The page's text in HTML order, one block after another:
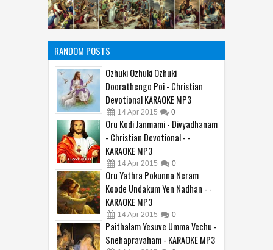
RANDOM POSTS
Ozhuki Ozhuki Ozhuki
Doorathengo Poi - Christian
Devotional KARAOKE MP3
14Apr 2015 0
Oru Kodi Janmami - Divyadhanam
- Christian Devotional - -
KARAOKE MP3
14Apr 2015 0
Oru Yathra Pokunna Neram
Koode Undakum Yen Nadhan - -
KARAOKE MP3
14Apr 2015 0
Paithalam Yesuve Umma Vechu -
Snehapravaham - KARAOKE MP3